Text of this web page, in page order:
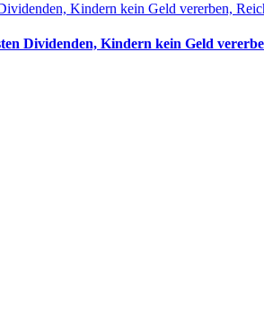
Kindern kein Geld vererben,
Dividenden, Kindern kein Geld